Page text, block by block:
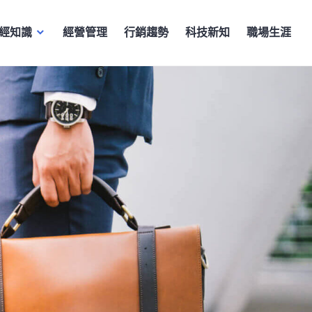
知識 經營管理 行銷趨勢 科技新知 職場生涯